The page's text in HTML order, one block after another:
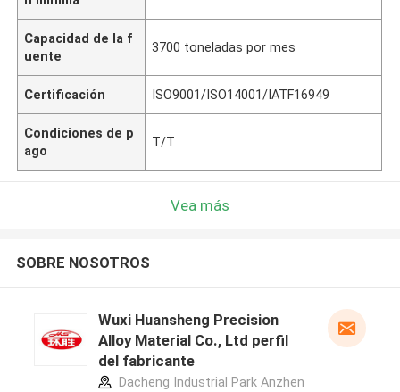
Capacidad de la f
uente
3700 toneladas por mes
Certificación ISO9001/ISO14001/IATF16949
Condiciones de p
ago
T/T
Vea más
SOBRE NOSOTROS
Wuxi Huansheng Precision
Alloy Material Co., Ltd perfil
del fabricante
Dacheng Industrial Park Anzhen